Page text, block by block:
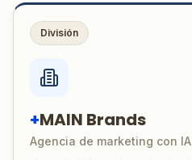
División
+MAIN Brands
Agencia de marketing con IA